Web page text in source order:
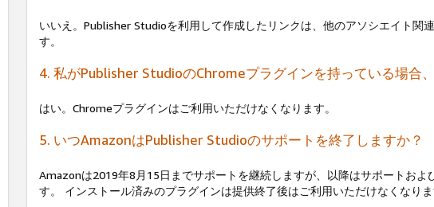
いいえ。Publisher Studioを利用して作成したリンクは、他のアソシエイト関
す。
4. 私がPublisher StudioのChromeプラグインを持っている場合
はい。Chromeプラグインはご利用いただけなくなります。
5. いつAmazonはPublisher Studioのサポートを終了しますか？
Amazonは2019年8月15日までサポートを継続しますが、以降はサポートおよ
す。 インストール済みのプラグインは提供終了後はご利用いただけなくなりま